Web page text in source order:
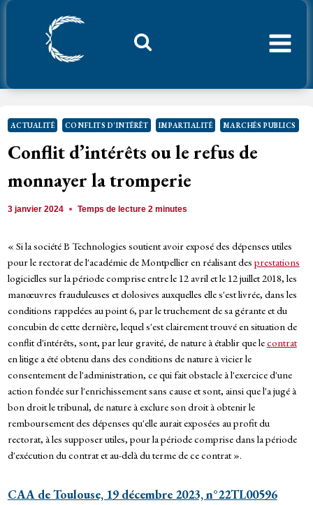
Aller
ACTUALITÉ CONFLITS D'INTÉRÊT IMPARTIALITÉ MARCHÉS PUBLICS
Conflit d’intérêts ou le refus de
monnayer la tromperie
3 janvier 2024 Temps de lecture2 minutes
« Si la société B Technologies soutient avoir exposé des dépenses utiles
pour le rectorat de l'académie de Montpellier en réalisant des prestations
logicielles sur la période comprise entre le 12 avril et le 12 juillet 2018, les
manœuvres frauduleuses et dolosives auxquelles elle s'est livrée, dans les
conditions rappelées au point 6, par le truchement de sa gérante et du
concubin de cette dernière, lequel s'est clairement trouvé en situation de
conflit d'intérêts, sont, par leur gravité, de nature à établir que lecontrat
en litige a été obtenu dans des conditions de nature à vicier le
consentement de l'administration, ce qui fait obstacle à l'exercice d'une
action fondée sur l'enrichissement sans cause et sont, ainsi que l'a jugé à
bon droit le tribunal, de nature à exclure son droit à obtenir le
remboursement des dépenses qu'elle aurait exposées au profit du
rectorat, à les supposer utiles, pour la période comprise dans la période
d'exécution du contrat et au-delà du terme de ce contrat ».
CAA de Toulouse, 19 décembre 2023, n°22TL00596